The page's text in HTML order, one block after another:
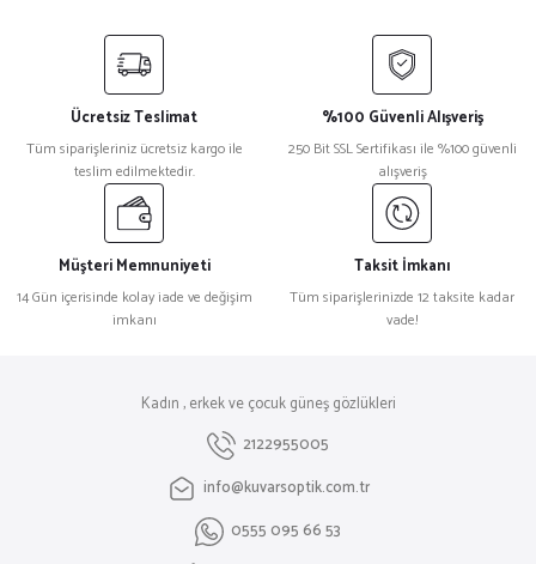
Ücretsiz Teslimat
Tüm siparişleriniz ücretsiz kargo ile
teslim edilmektedir.
%100 Güvenli Alışveriş
250 Bit SSL Sertifikası ile %100 güvenli
alışveriş
Müşteri Memnuniyeti
14 Gün içerisinde kolay iade ve değişim
imkanı
Taksit İmkanı
Tüm siparişlerinizde 12 taksite kadar
vade!
Kadın , erkek ve çocuk güneş gözlükleri
2122955005
info@kuvarsoptik.com.tr
0555 095 66 53